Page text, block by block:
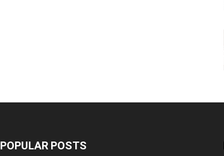
POPULAR POSTS